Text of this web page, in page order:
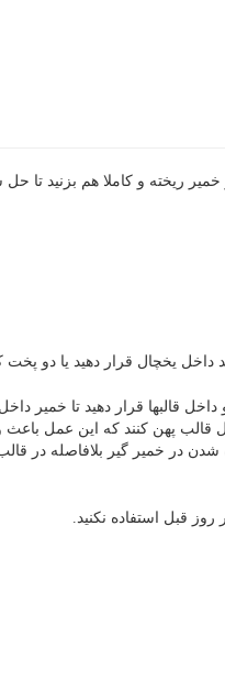
ریخته و کاملا هم بزنید تا
یخچال قرار دهید یا دو پخت
قالبها قرار دهید تا خمیر
قالب پهن کنند که این عمل باعث
شدن در خمیر گیر بلافاصله در
روز قبل استفاده نکنید.